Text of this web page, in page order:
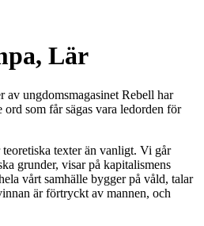
Lär
av ungdomsmagasinet Rebell har
ord som får sägas vara ledorden för
texter än vanligt. Vi går
grunder, visar på kapitalismens
vårt samhälle bygger på våld, talar
är förtryckt av mannen, och